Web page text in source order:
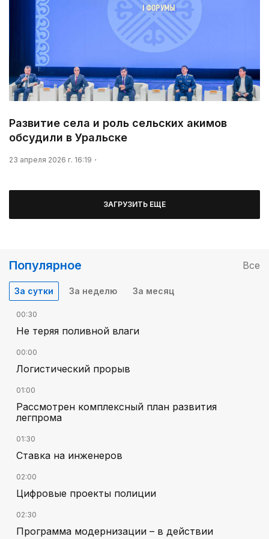
Развитие села и роль сельских акимов
обсудили в Уральске
23 апреля 2026 г. 16:19
ЗАГРУЗИТЬ ЕЩЕ
Популярное Все
За сутки За неделю За месяц
00:30
Не теряя поливной влаги
00:00
Логистический прорыв
01:00
Рассмотрен комплексный план развития
легпрома
01:30
Ставка на инженеров
02:00
Цифровые проекты полиции
02:30
Программа модернизации – в действии